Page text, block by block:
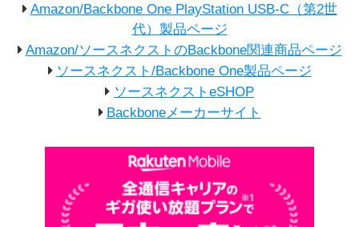
Amazon/Backbone One PlayStation USB-C（第2世
代）製品ページ
Amazon/ソースネクストのBackbone関連商品ページ
ソースネクスト/Backbone One製品ページ
ソースネクストeSHOP
Backboneメーカーサイト